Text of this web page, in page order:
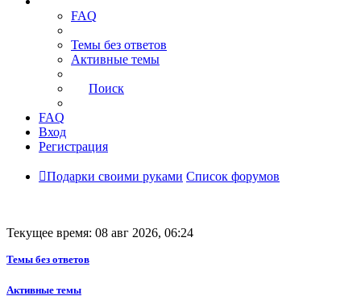
FAQ
Темы без ответов
Активные темы
Поиск
FAQ
Вход
Регистрация
Подарки своими руками Список форумов
Текущее время: 08 авг 2026, 06:24
Темы без ответов
Активные темы